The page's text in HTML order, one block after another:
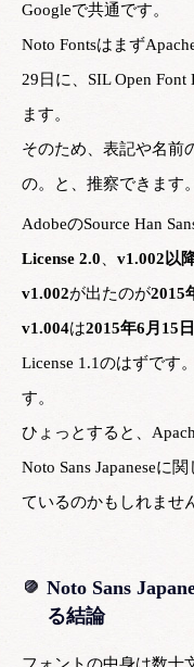
Googleで共通です。
Noto Fontsはまず
29日に、SIL Open
ます。
そのため、表記や名前
の。と、推察できます。
AdobeのSource Han
License 2.0
v1.002以
v1.002が出たのが2015
v1.004は2015年6月15日
License 1.1のはずです
す。
ひょっとすると、
Noto Sans Japaneseに
ているのかもしれませ
Noto Sans
る結論